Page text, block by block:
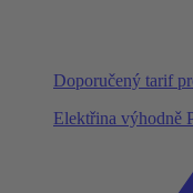
Doporučený tarif
Elektřina výhodně